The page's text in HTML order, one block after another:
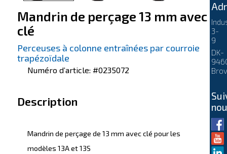
Mandrin de perçage 13 mm avec
clé
Perceuses à colonne entraînées par courroie
trapézoïdale
Numéro d’article: #0235072
Description
Mandrin de perçage de 13 mm avec clé pour les
modèles 13A et 13S
3-
9
DK-